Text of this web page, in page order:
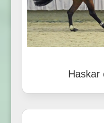
Haskar